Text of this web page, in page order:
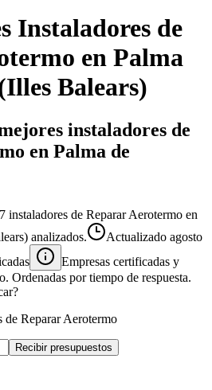
Instaladores de
en Palma
Illes Balears)
instaladores de
en Palma de
7 instaladores de Reparar Aerotermo en
analizados.
Actualizado agosto
Empresas certificadas y
Ordenadas por tiempo de respuesta.
de Reparar Aerotermo
Recibir presupuestos